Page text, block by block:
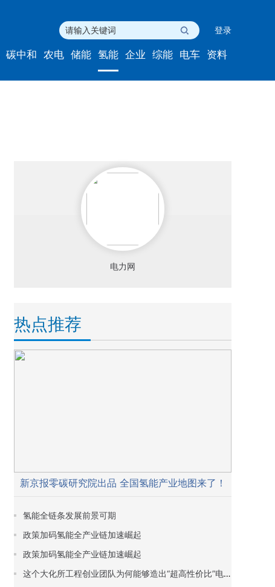
登录
碳中和 农电 储能 氢能 企业 综能 电车 资料
电力网
热点推荐
新京报零碳研究院出品 全国氢能产业地图来了！
氢能全链条发展前景可期
政策加码氢能全产业链加速崛起
政策加码氢能全产业链加速崛起
这个大化所工程创业团队为何能够造出“超高性价比”电堆产品